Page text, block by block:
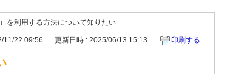
を利用する方法について知りたい
11/22 09:56 更新日時 : 2025/06/13 15:13 印刷する